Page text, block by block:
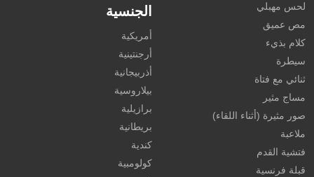
لحس مهبلي
مص عميق
كلام بذيء
سيطرة
ثنائي مع فتاة
مساج مثير
صور مثيرة (أثناء اللقاء)
ملاعبة
فتشية القدم
قبلة فرنسية
الجنسية
أمريكية
أرجنتينية
أذربيجانية
بيلاروسية
برازيلية
بريطانية
كندية
كولومبية